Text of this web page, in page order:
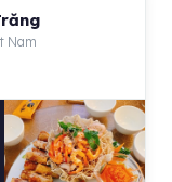
Nam